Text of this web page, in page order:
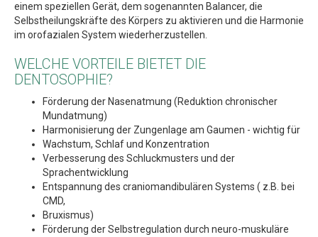
einem speziellen Gerät, dem sogenannten Balancer, die
Selbstheilungskräfte des Körpers zu aktivieren und die Harmonie
im orofazialen System wiederherzustellen.
WELCHE VORTEILE BIETET DIE
DENTOSOPHIE?
Förderung der Nasenatmung (Reduktion chronischer
Mundatmung)
Harmonisierung der Zungenlage am Gaumen - wichtig für
Wachstum, Schlaf und Konzentration
Verbesserung des Schluckmusters und der
Sprachentwicklung
Entspannung des craniomandibulären Systems ( z.B. bei
CMD,
Bruxismus)
Förderung der Selbstregulation durch neuro-muskuläre